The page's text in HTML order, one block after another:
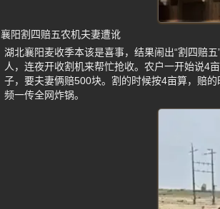
襄阳割四赔五农机夫妻遭讹
湖北襄阳麦收季本该是喜事，结果闹出“割四赔
人，连夜开收割机来帮忙抢收。农户一开始说4
子，要夫妻俩赔500块。割的时候按4亩算，赔
频一传全网炸锅。